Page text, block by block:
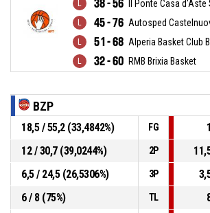
38 - 56 Il Ponte Casa
45 - 76 Autosped
51 - 68 Alperia Basket Club
32 - 60 RMB Brixia Basket
BZP
18,5 / 55,2 (33,4842%) FG
12 / 30,7 (39,0244%)
2P
6,5 / 24,5 (26,5306%)
3P
6 / 8 (75%)
TL